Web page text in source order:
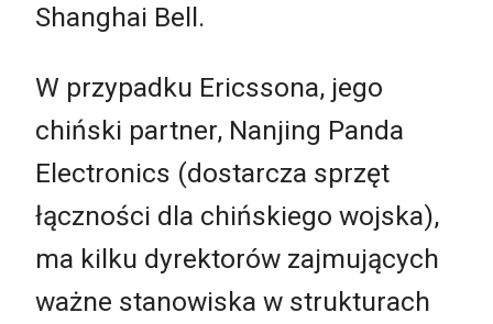
Shanghai Bell.
W przypadku Ericssona, jego
chiński partner, Nanjing Panda
Electronics (dostarcza sprzęt
łączności dla chińskiego wojska),
ma kilku dyrektorów zajmujących
ważne stanowiska w strukturach